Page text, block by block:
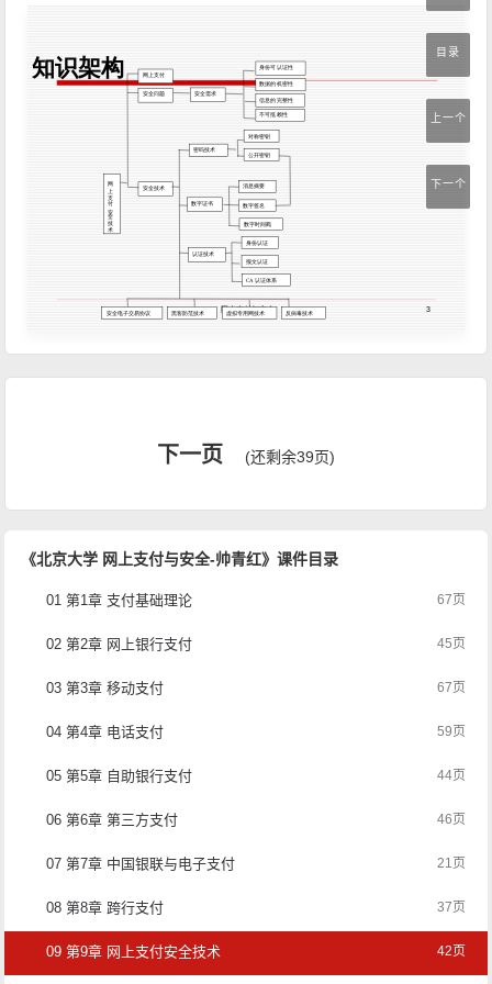
下一页 (还剩余39页)
《北京大学 网上支付与安全-帅青红》课件目录
01 第1章 支付基础理论 67页
02 第2章 网上银行支付 45页
03 第3章 移动支付 67页
04 第4章 电话支付 59页
05 第5章 自助银行支付 44页
06 第6章 第三方支付 46页
07 第7章 中国银联与电子支付 21页
08 第8章 跨行支付 37页
09 第9章 网上支付安全技术 42页
目录
上一个
下一个